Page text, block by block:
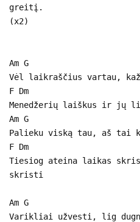
greitį.
(x2)
Am G
Vėl laikraščius vartau,
F Dm
Menedžerių laiškus ir jų
Am G
Palieku viską tau, aš tai
F Dm
Tiesiog ateina laikas
skristi
Am G
Varikliai užvesti, lig